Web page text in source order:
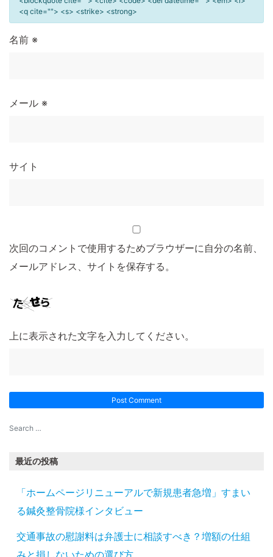
<q cite=""> <s> <strike> <strong>
名前 ※
メール ※
サイト
次回のコメントで使用するためブラウザーに自分の名前、
メールアドレス、サイトを保存する。
上に表示された文字を入力してください。
最近の投稿
「ホームページリニューアルで新規患者急増」すまい
る鍼灸整骨院様インタビュー
交通事故の慰謝料は弁護士に相談すべき？増額の仕組